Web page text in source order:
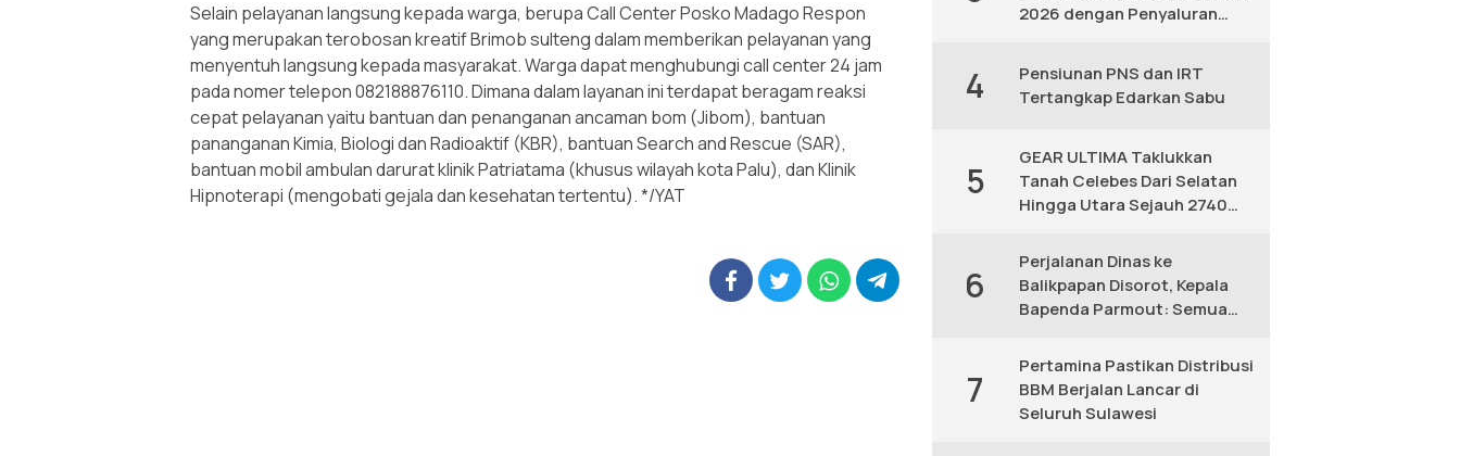
Selain pelayanan langsung kepada warga, berupa Call Center Posko Madago Respon
yang merupakan terobosan kreatif Brimob sulteng dalam memberikan pelayanan yang
menyentuh langsung kepada masyarakat. Warga dapat menghubungi call center 24 jam
pada nomer telepon 082188876110. Dimana dalam layanan ini terdapat beragam reaksi
cepat pelayanan yaitu bantuan dan penanganan ancaman bom (Jibom), bantuan
pananganan Kimia, Biologi dan Radioaktif (KBR), bantuan Search and Rescue (SAR),
bantuan mobil ambulan darurat klinik Patriatama (khusus wilayah kota Palu), dan Klinik
Hipnoterapi (mengobati gejala dan kesehatan tertentu). */YAT
2026 dengan Penyaluran
4
Pensiunan PNS dan IRT
Tertangkap Edarkan Sabu
5
GEAR ULTIMA Taklukkan
Tanah Celebes Dari Selatan
Hingga Utara Sejauh 2740
6
Perjalanan Dinas ke
Balikpapan Disorot, Kepala
Bapenda Parmout: Semua
7
Pertamina Pastikan Distribusi
BBM Berjalan Lancar di
Seluruh Sulawesi